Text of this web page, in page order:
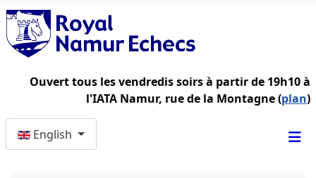
Ouvert tous les vendredis soirs à partir de 19h10 à
l'IATA Namur, rue de la Montagne (plan)
English